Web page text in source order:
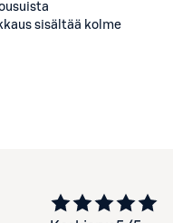
sisältää kolme